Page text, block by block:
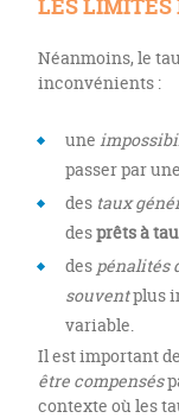
LES LIMITES
Néanmoins, le
inconvénients :
une
passer par une
des taux
desprêts à
des pénalités
souventplus
variable.
Il est important
être compensés
contexte où les